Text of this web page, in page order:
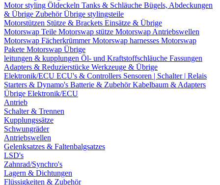
Motor styling Öldeckeln Tanks & Schläuche Bügels, Abdeckungen
& Übrige ZubehörÜbrige stylingsteile
Motorstützen Stütze & Brackets Einsätze & Übrige
Motorswap Teile Motorswap stütze Motorswap Antriebswellen
Motorswap FächerkrümmerMotorswap harnesses Motorswap
Pakete Motorswap Übrige
leitungen & kupplungen Öl- und Kraftstoffschläuche Fassungen
Adapters & Reduzierstücke Werkzeuge & Übrige
Elektronik/ECU ECU's & Controllers Sensoren | Schalter | Relais
Starters & Dynamo's Batterie & ZubehörKabelbaum & Adapters
Übrige Elektronik/ECU
Antrieb
Schalter & Trennen
Kupplungssätze
Schwungräder
Antriebswellen
Gelenksatzes & Faltenbalgsatzes
LSD's
Zahnrad/Synchro's
Lagern & Dichtungen
Flüssigkeiten & Zubehör